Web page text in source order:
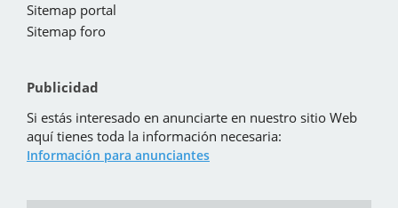
Sitemap portal
Sitemap foro
Publicidad
Si estás interesado en anunciarte en nuestro sitio Web
aquí tienes toda la información necesaria:
Información para anunciantes